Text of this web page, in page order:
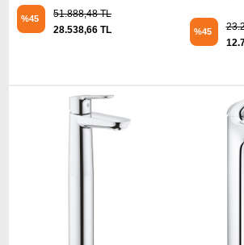
%45
51.888,48 TL
28.538,66 TL
%45